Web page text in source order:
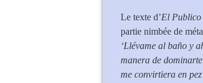
Le texte d’El Publico
partie nimbée de
‘Llévame al baño y
manera de
me convirtiera en